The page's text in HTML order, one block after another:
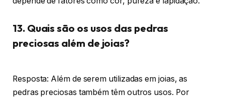
13. Quais são os usos das pedras
preciosas além de joias?
Resposta: Além de serem utilizadas em joias, as
pedras preciosas também têm outros usos. Por